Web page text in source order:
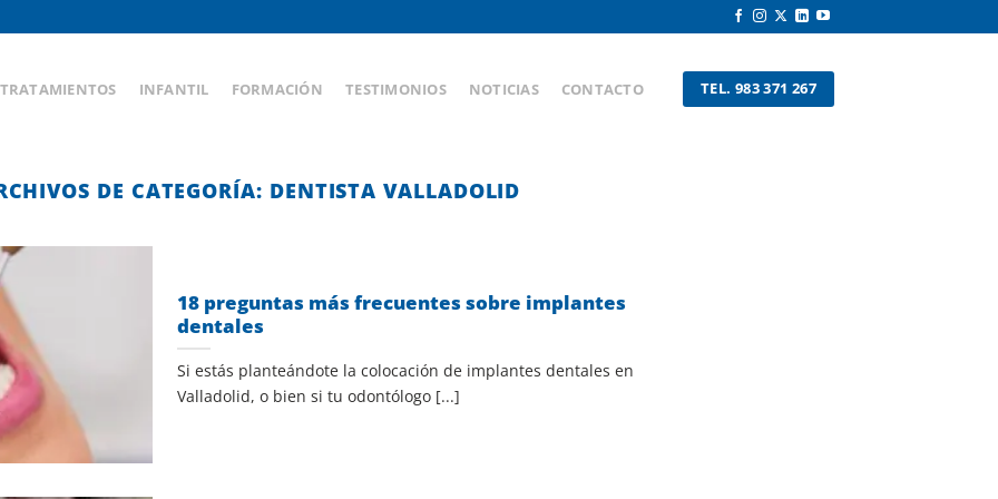
TRATAMIENTOS INFANTIL FORMACIÓN TESTIMONIOS NOTICIAS CONTACTO TEL. 983 371 267
DE CATEGORÍA: DENTISTA VALLADOLID
18 preguntas más frecuentes sobre implantes
dentales
Si estás planteándote la colocación de implantes dentales en
Valladolid, o bien si tu odontólogo [...]